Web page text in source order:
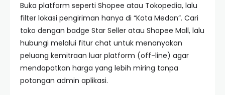
Buka platform seperti Shopee atau Tokopedia, lalu
filter lokasi pengiriman hanya di “Kota Medan”. Cari
toko dengan badge Star Seller atau Shopee Mall, lalu
hubungi melalui fitur chat untuk menanyakan
peluang kemitraan luar platform (off-line) agar
mendapatkan harga yang lebih miring tanpa
potongan admin aplikasi.